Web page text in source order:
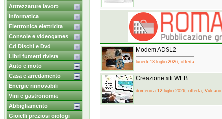
Attrezzature lavoro
Informatica
Elettronica elettricita
Console e videogames
Cd Dischi e Dvd
Libri fumetti riviste
Auto e moto
Casa e arredamento
Energie rinnovabili
Vini e gastronomia
Abbigliamento
Gioielli preziosi orologi
Modem ADSL2
lunedì 13 luglio 2026, offerta
Creazione siti WEB
domenica 12 luglio 2026, offerta, Vulcano